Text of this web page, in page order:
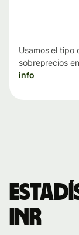
Usamos el tipo
sobreprecios
info
INR